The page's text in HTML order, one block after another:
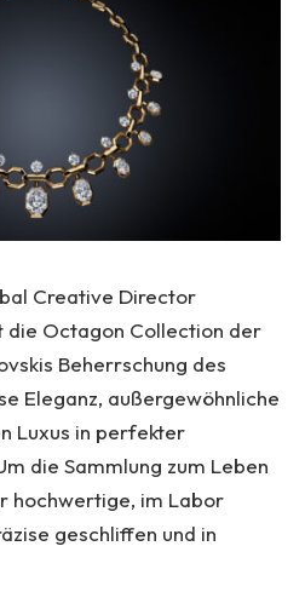
Creative Director
die Octagon Collection der
Beherrschung des
Eleganz, außergewöhnliche
Luxus in perfekter
die Sammlung zum Leben
hochwertige, im Labor
geschliffen und in